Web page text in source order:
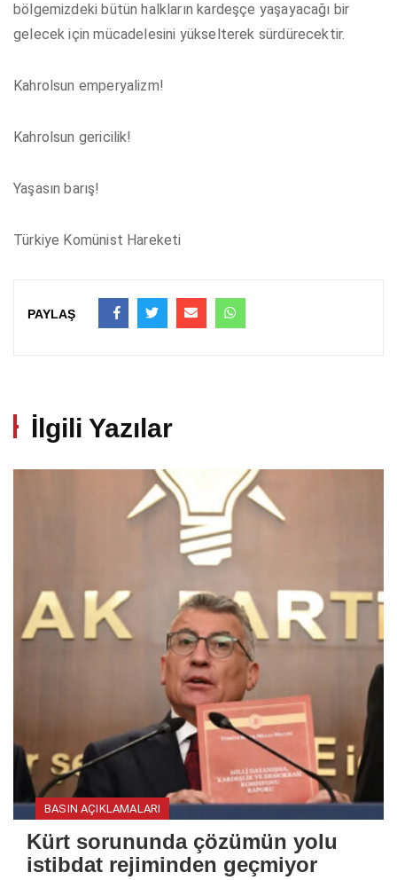
bölgemizdeki bütün halkların kardeşçe yaşayacağı bir
gelecek için mücadelesini yükselterek sürdürecektir.
Kahrolsun emperyalizm!
Kahrolsun gericilik!
Yaşasın barış!
Türkiye Komünist Hareketi
PAYLAŞ
İlgili Yazılar
BASIN AÇIKLAMALARI
Kürt sorununda çözümün yolu
istibdat rejiminden geçmiyor